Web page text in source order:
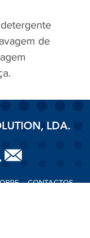
de
LDA.
CONTACTOS